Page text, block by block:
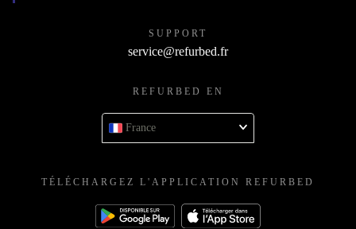
SUPPORT
service@refurbed.fr
REFURBED EN
France
TÉLÉCHARGEZ L'APPLICATION REFURBED